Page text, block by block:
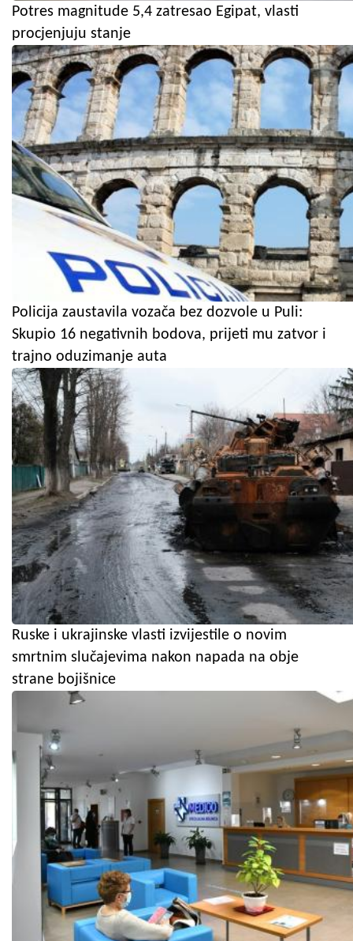
Potres magnitude 5,4 zatresao Egipat, vlasti
procjenjuju stanje
Policija zaustavila vozača bez dozvole u Puli:
Skupio 16 negativnih bodova, prijeti mu zatvor i
trajno oduzimanje auta
Ruske i ukrajinske vlasti izvijestile o novim
smrtnim slučajevima nakon napada na obje
strane bojišnice